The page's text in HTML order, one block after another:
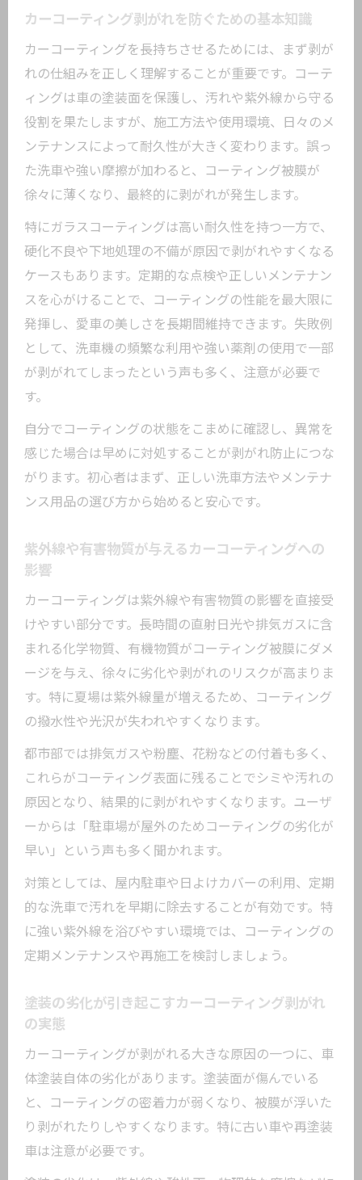
ポイント解説
カーコーティングの剥がれ原因と日常の注意
点とは
カーコーティング剥がれを招く主な原因
を徹底解説
ガラスコーティングの劣化サインと見極
め方
日常生活で避けるべきカーコーティング
剥がれリスク
洗車習慣が与えるカーコーティングへの
影響
カーコーティング剥がれを防ぐメンテナ
ンスのコツ
ガラスコーティングが劣化するサインを見極
める方法
的な症状
撥水力低下はカーコーティング剥がれの
初期サイン
ガラスコーティングの表面状態を正しく
光沢やツヤ消失が示すカーコーティング
自分でできるカーコーティング剥がれ補修手
順
カーコーティング剥がれ補修に必要な準
DIYで挑戦するカーコーティング補修の基
本手順
失敗しないカーコーティング再施工のコ
ツ
補修後の仕上がりを長持ちさせるメンテ
法
解説
特徴
日常で実践できるカーコーティング長持
ち対策
洗車や保管方法が剥がれに与える影響と
は
カーコーティング剥がれを防ぐための基本知識
カーコーティングを長持ちさせるためには、まず剥が
れの仕組みを正しく理解することが重要です。コーテ
ィングは車の塗装面を保護し、汚れや紫外線から守る
役割を果たしますが、施工方法や使用環境、日々のメ
ンテナンスによって耐久性が大きく変わります。誤っ
た洗車や強い摩擦が加わると、コーティング被膜が
徐々に薄くなり、最終的に剥がれが発生します。
特にガラスコーティングは高い耐久性を持つ一方で、
硬化不良や下地処理の不備が原因で剥がれやすくなる
ケースもあります。定期的な点検や正しいメンテナン
スを心がけることで、コーティングの性能を最大限に
発揮し、愛車の美しさを長期間維持できます。失敗例
として、洗車機の頻繁な利用や強い薬剤の使用で一部
が剥がれてしまったという声も多く、注意が必要で
す。
自分でコーティングの状態をこまめに確認し、異常を
感じた場合は早めに対処することが剥がれ防止につな
がります。初心者はまず、正しい洗車方法やメンテナ
ンス用品の選び方から始めると安心です。
紫外線や有害物質が与えるカーコーティングへの
影響
カーコーティングは紫外線や有害物質の影響を直接受
けやすい部分です。長時間の直射日光や排気ガスに含
まれる化学物質、有機物質がコーティング被膜にダメ
ージを与え、徐々に劣化や剥がれのリスクが高まりま
す。特に夏場は紫外線量が増えるため、コーティング
の撥水性や光沢が失われやすくなります。
都市部では排気ガスや粉塵、花粉などの付着も多く、
これらがコーティング表面に残ることでシミや汚れの
原因となり、結果的に剥がれやすくなります。ユーザ
ーからは「駐車場が屋外のためコーティングの劣化が
早い」という声も多く聞かれます。
対策としては、屋内駐車や日よけカバーの利用、定期
的な洗車で汚れを早期に除去することが有効です。特
に強い紫外線を浴びやすい環境では、コーティングの
定期メンテナンスや再施工を検討しましょう。
塗装の劣化が引き起こすカーコーティング剥がれ
の実態
カーコーティングが剥がれる大きな原因の一つに、車
体塗装自体の劣化があります。塗装面が傷んでいる
と、コーティングの密着力が弱くなり、被膜が浮いた
り剥がれたりしやすくなります。特に古い車や再塗装
車は注意が必要です。